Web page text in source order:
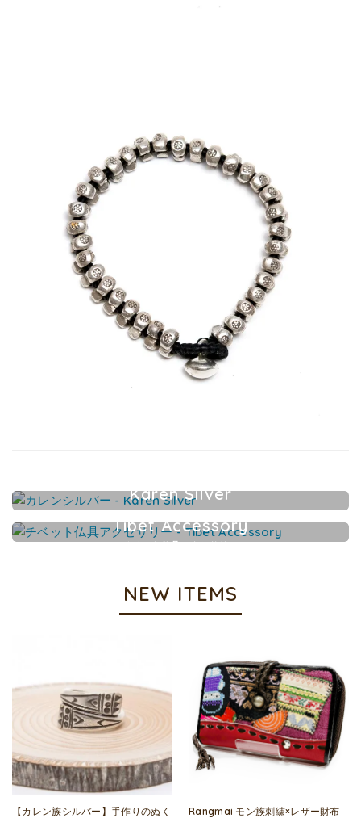
Karen Silver
カレンシルバーアクセサリー
Tibet Accessory
チベット仏具アクセサリー
NEW ITEMS
【カレン族シルバー】手作りのぬく
Rangmai モン族刺繍×レザー財布